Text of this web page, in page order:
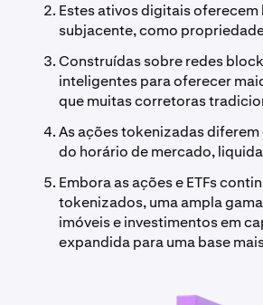
Estes ativos digitais
subjacente, como
Construídas sobre redes
inteligentes para oferecer
que muitas corretoras
As ações tokenizadas
do horário de mercado,
Embora as ações e ETFs
tokenizados, uma ampla
imóveis e investimentos em
expandida para uma base